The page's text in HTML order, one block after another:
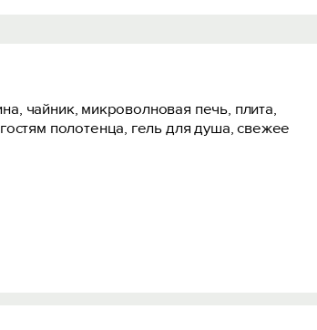
чайник, микроволновая печь, плита,
полотенца, гель для душа, свежее